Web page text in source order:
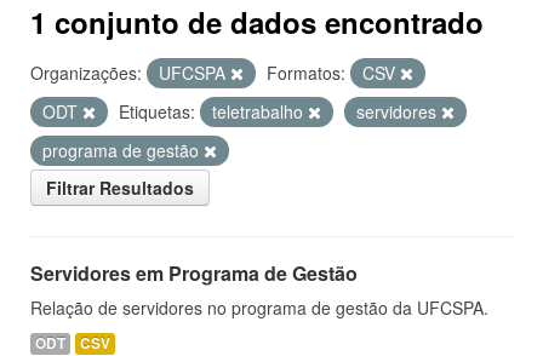
1 conjunto de dados encontrado
Organizações: UFCSPA Formatos:
CSV
ODT
Etiquetas: teletrabalho
servidores
programa de gestão
Filtrar Resultados
Servidores em Programa de Gestão
Relação de servidores no programa de gestão da UFCSPA.
ODT CSV